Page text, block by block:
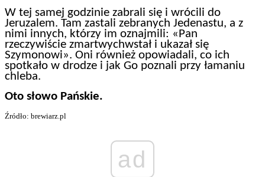
W tej samej godzinie zabrali się i wrócili do
Jeruzalem. Tam zastali zebranych Jedenastu, a z
nimi innych, którzy im oznajmili: «Pan
rzeczywiście zmartwychwstał i ukazał się
Szymonowi». Oni również opowiadali, co ich
spotkało w drodze i jak Go poznali przy łamaniu
chleba.
Oto słowo Pańskie.
Źródło: brewiarz.pl
ad